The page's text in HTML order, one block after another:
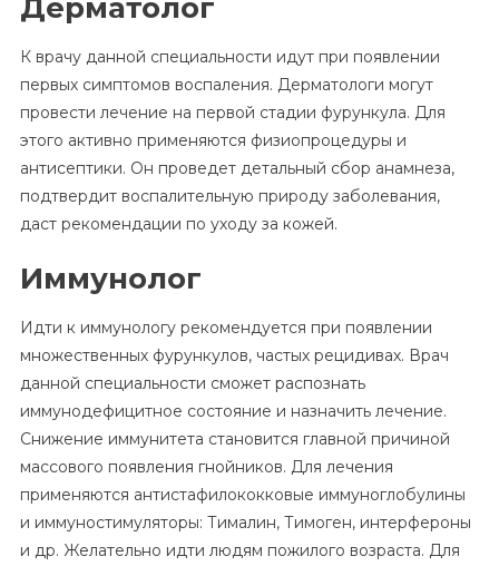
Дерматолог
К врачу данной специальности идут при появлении
первых симптомов воспаления. Дерматологи могут
провести лечение на первой стадии фурункула. Для
этого активно применяются физиопроцедуры и
антисептики. Он проведет детальный сбор анамнеза,
подтвердит воспалительную природу заболевания,
даст рекомендации по уходу за кожей.
Иммунолог
Идти к иммунологу рекомендуется при появлении
множественных фурункулов, частых рецидивах. Врач
данной специальности сможет распознать
иммунодефицитное состояние и назначить лечение.
Снижение иммунитета становится главной причиной
массового появления гнойников. Для лечения
применяются антистафилококковые иммуноглобулины
и иммуностимуляторы: Тималин, Тимоген, интерфероны
и др. Желательно идти людям пожилого возраста. Для